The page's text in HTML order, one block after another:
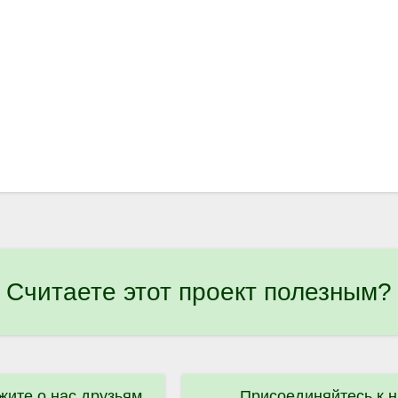
Считаете этот проект полезным?